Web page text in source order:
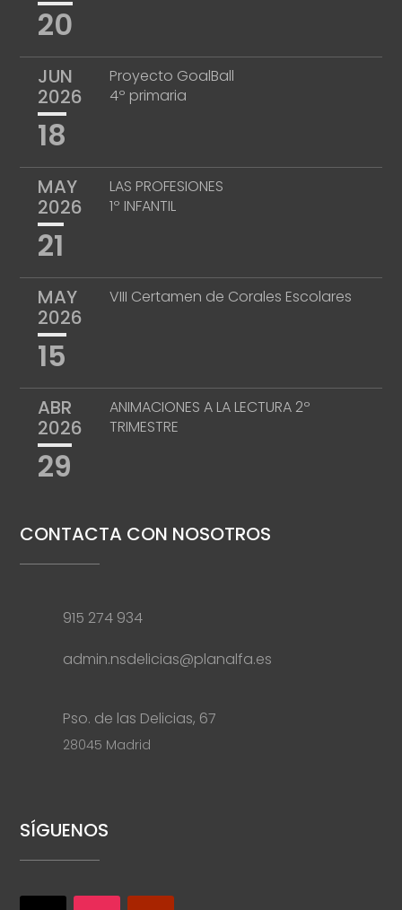
20
JUN
2026
18
Proyecto GoalBall
4º primaria
MAY
2026
21
LAS PROFESIONES
1º INFANTIL
MAY
2026
15
VIII Certamen de Corales Escolares
ABR
2026
29
ANIMACIONES A LA LECTURA 2º
TRIMESTRE
CONTACTA CON NOSOTROS
915 274 934
admin.nsdelicias@planalfa.es
Pso. de las Delicias, 67
28045 Madrid
SÍGUENOS